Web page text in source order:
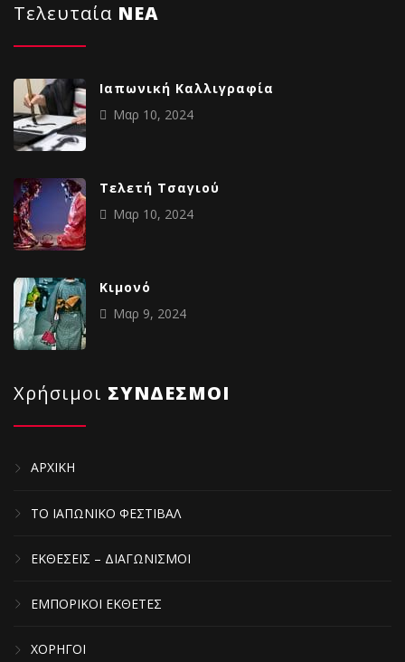
Τελευταία NΕΑ
Ιαπωνική Καλλιγραφία
Μαρ 10, 2024
Tελετή Τσαγιού
Μαρ 10, 2024
Κιμονό
Μαρ 9, 2024
Χρήσιμοι ΣΥΝΔΕΣΜΟΙ
ΑΡΧΙΚΗ
ΤΟ ΙΑΠΩΝΙΚΟ ΦΕΣΤΙΒΑΛ
ΕΚΘΕΣΕΙΣ – ΔΙΑΓΩΝΙΣΜΟΙ
ΕΜΠΟΡΙΚΟΙ ΕΚΘΕΤΕΣ
ΧΟΡΗΓΟΙ